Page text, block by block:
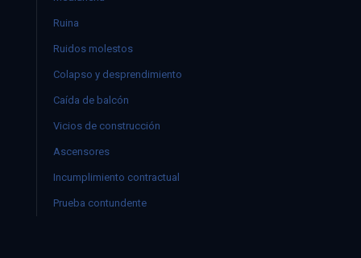
Ruina
Ruidos molestos
Colapso y desprendimiento
Caída de balcón
Vicios de construcción
Ascensores
Incumplimiento contractual
Prueba contundente